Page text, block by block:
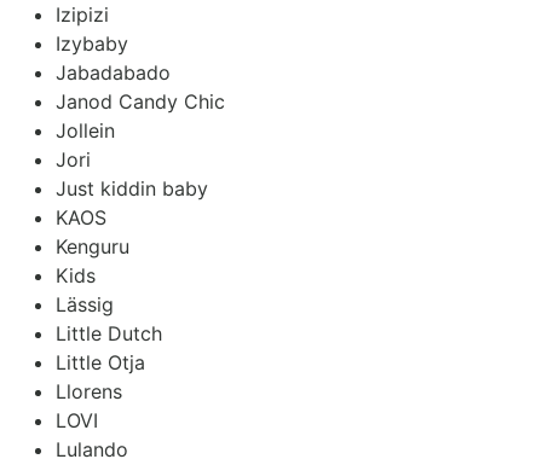
Izipizi
Izybaby
Jabadabado
Janod Candy Chic
Jollein
Jori
Just kiddin baby
KAOS
Kenguru
Kids
Lässig
Little Dutch
Little Otja
Llorens
LOVI
Lulando